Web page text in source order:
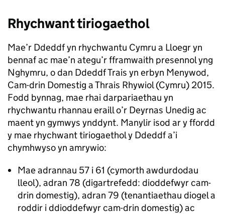
Rhychwant tiriogaethol
Mae’r Ddeddf yn rhychwantu Cymru a Lloegr yn
bennaf ac mae’n ategu’r fframwaith presennol yng
Nghymru, o dan Ddeddf Trais yn erbyn Menywod,
Cam-drin Domestig a Thrais Rhywiol (Cymru) 2015.
Fodd bynnag, mae rhai darpariaethau yn
rhychwantu rhannau eraill o’r Deyrnas Unedig ac
maent yn gymwys ynddynt. Manylir isod ar y ffordd
y mae rhychwant tiriogaethol y Ddeddf a’i
chymhwyso yn amrywio:
Mae adrannau 57 i 61 (cymorth awdurdodau
lleol), adran 78 (digartrefedd: dioddefwyr cam-
drin domestig), adran 79 (tenantiaethau diogel a
roddir i ddioddefwyr cam-drin domestig) ac